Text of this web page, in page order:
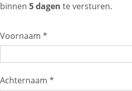
binnen 5 dagen te versturen.
Voornaam *
Achternaam *